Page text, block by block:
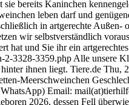
sie bereits Kaninchen
leben darf und
in artgerechte
wir selbstverständlich
hat und Sie ihr ein
2-3328-3359.php Alle unsere
ihnen liegt. Tiere.de Thu,
Meerschweinchen
Email:
2026, dessen Fell